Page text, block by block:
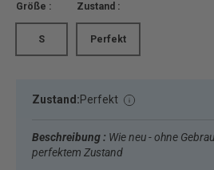
Größe :
S
Zustand :
Perfekt
Zustand:Perfekt
Beschreibung : Wie neu - ohne
perfektem Zustand